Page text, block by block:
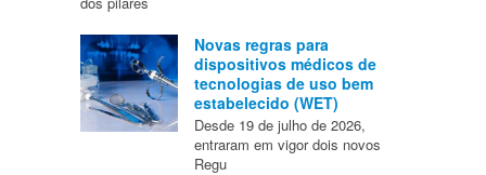
Novas regras para
dispositivos médicos de
tecnologias de uso bem
estabelecido (WET)
Desde 19 de julho de 2026,
entraram em vigor dois novos
Regu